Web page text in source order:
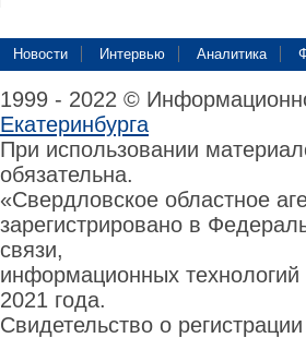
Новости Интервью Аналитика
1999 - 2022 ©
Екатеринбурга
При использовании
обязательна.
«Свердловское областное
зарегистрировано в
связи,
информационных
2021 года.
Свидетельство о